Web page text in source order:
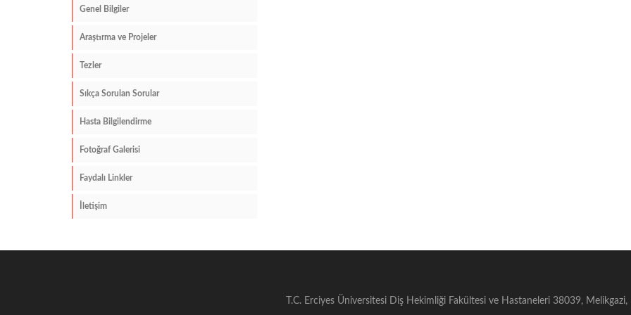
Genel Bilgiler
Araştırma ve Projeler
Tezler
Sıkça Sorulan Sorular
Hasta Bilgilendirme
Fotoğraf Galerisi
Faydalı Linkler
İletişim
T.C. Erciyes Üniversitesi Diş Hekimliği Fakültesi ve Hastaneleri 38039, Melikgazi,